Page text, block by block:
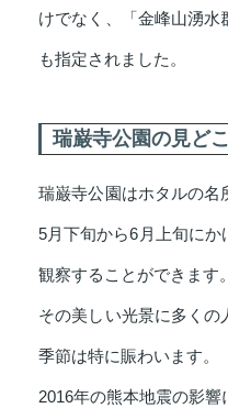
けでなく、「金峰山湧水
も指定されました。
瑞巌寺公園の見ど
瑞巌寺公園はホタルの名
5月下旬から6月上旬に
観察することができます。
その美しい光景に多くの
季節は特に賑わいます。
2016年の熊本地震の影